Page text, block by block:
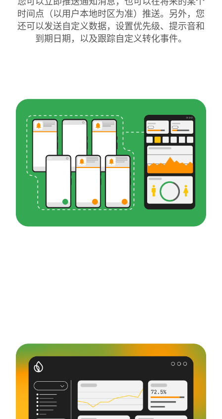
时间点（以用户本地时区为准）推送。另外，您
还可以发送自定义数据，设置优先级、提示音和
到期日期，以及跟踪自定义转化事件。